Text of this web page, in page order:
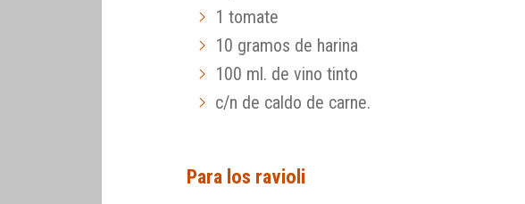
1 tomate
10 gramos de harina
100 ml. de vino tinto
c/n de caldo de carne.
Para los ravioli